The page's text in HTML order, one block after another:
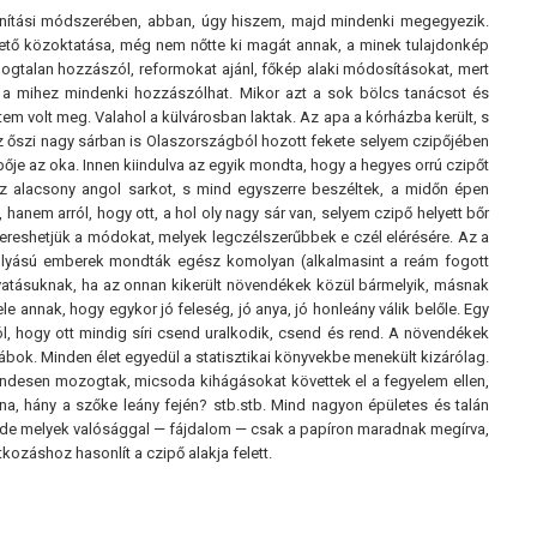
módszerében, abban, úgy hiszem, majd mindenki megegyezik.
közoktatása, még nem nőtte ki magát annak, a minek tulajdonkép
hozzászól, reformokat ajánl, főkép alaki módosításokat, mert
mihez mindenki hozzászólhat. Mikor azt a sok bölcs tanácsot és
volt meg. Valahol a külvárosban laktak. Az apa a kórházba került, s
őszi nagy sárban is Olaszországból hozott fekete selyem czipőjében
az oka. Innen kiindulva az egyik mondta, hogy a hegyes orrú czipőt
angol sarkot, s mind egyszerre beszéltek, a midőn épen
arról, hogy ott, a hol oly nagy sár van, selyem czipő helyett bőr
a módokat, melyek legczélszerűbbek e czél elérésére. Az a
emberek mondták egész komolyan (alkalmasint a reám fogott
ha az onnan kikerült növendékek közül bármelyik, másnak
annak, hogy egykor jó feleség, jó anya, jó honleány válik belőle. Egy
hogy ott mindig síri csend uralkodik, csend és rend. A növendékek
Minden élet egyedül a statisztikai könyvekbe menekült kizárólag.
mozogtak, micsoda kihágásokat követtek el a fegyelem ellen,
hány a szőke leány fején? stb.stb. Mind nagyon épületes és talán
melyek valósággal — fájdalom — csak a papíron maradnak megírva,
hasonlít a czipő alakja felett.